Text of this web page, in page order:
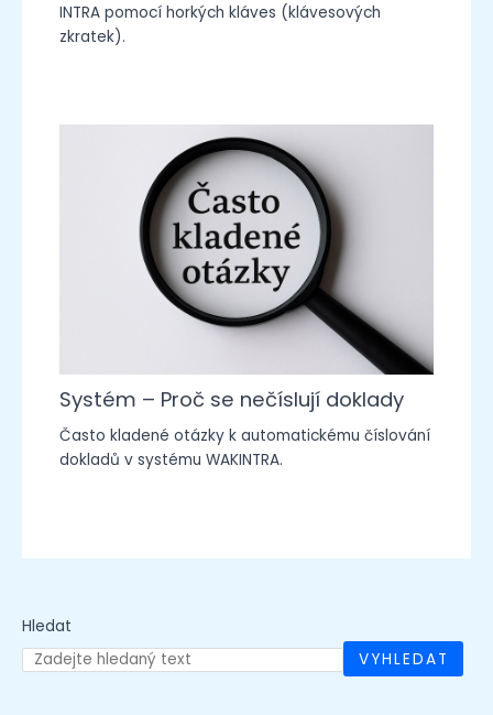
INTRA pomocí horkých kláves (klávesových
zkratek).
Systém – Proč se nečíslují doklady
Často kladené otázky k automatickému číslování
dokladů v systému WAKINTRA.
Hledat
VYHLEDAT